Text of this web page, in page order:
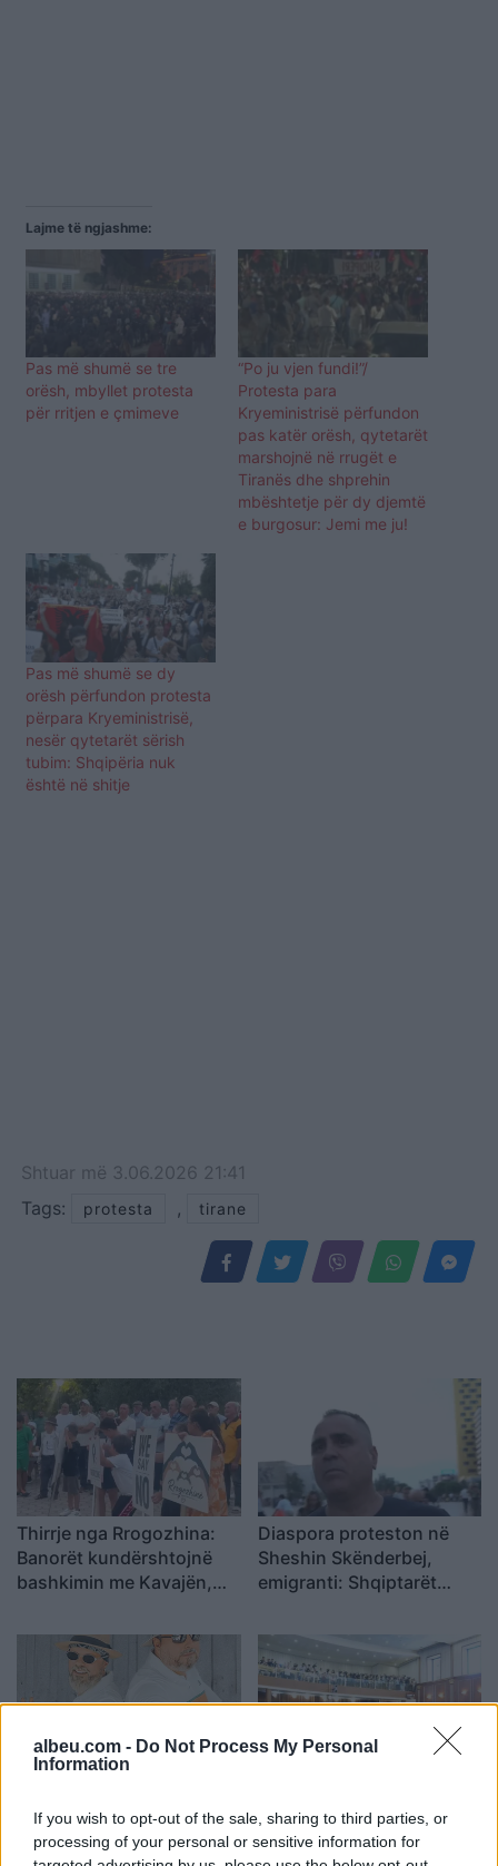
albeu.com - Do Not Process My Personal
Information
If you wish to opt-out of the sale, sharing to third parties, or
processing of your personal or sensitive information for
Lajme të ngjashme:
Pas më shumë se tre
orësh, mbyllet protesta
për rritjen e çmimeve
“Po ju vjen fundi!”/
Protesta para
Kryeministrisë përfundon
pas katër orësh, qytetarët
marshojnë në rrugët e
Tiranës dhe shprehin
mbështetje për dy djemtë
e burgosur: Jemi me ju!
Pas më shumë se dy
orësh përfundon protesta
përpara Kryeministrisë,
nesër qytetarët sërish
tubim: Shqipëria nuk
është në shitje
Shtuar më 3.06.2026 21:41
Tags:
protesta , tirane
Thirrje nga Rrogozhina:
Banorët kundërshtojnë
bashkimin me Kavajën,
bashkisë së tyre
Diaspora proteston në
Sheshin Skënderbej,
emigranti: Shqiptarët
një qeveri europiane
kundërshtojnë kufirin për
muzikën: “O Rama, kaq
konstituohet, seanca
shtyhet për të shtunën